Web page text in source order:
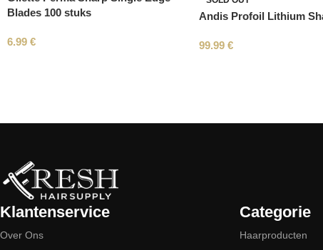
Blades 100 stuks
6.99 €
Andis Profoil Lithium
99.99 €
Klantenservice
Over Ons
Categorie
Haarproducten